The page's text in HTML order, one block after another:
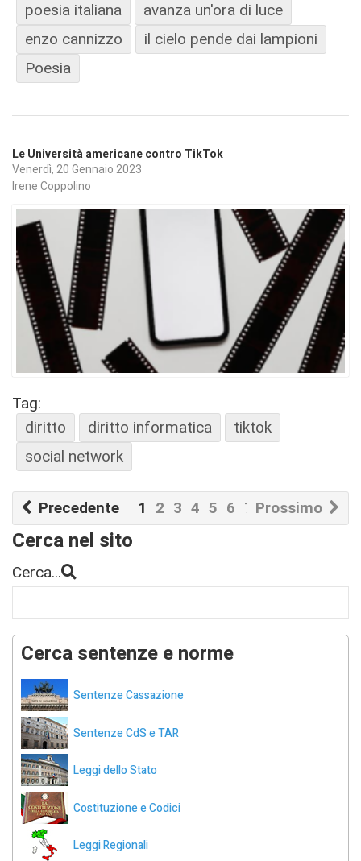
poesia italiana
avanza un'ora di luce
enzo cannizzo
il cielo pende dai lampioni
Poesia
Le Università americane contro TikTok
Venerdì, 20 Gennaio 2023
Irene Coppolino
Tag:
diritto
diritto informatica
tiktok
social network
Precedente Prossimo
1 2 3 4 5 6 7 8 9 10
Cerca nel sito
Cerca...
Cerca sentenze e norme
Sentenze Cassazione
Sentenze CdS e TAR
Leggi dello Stato
Costituzione e Codici
Leggi Regionali